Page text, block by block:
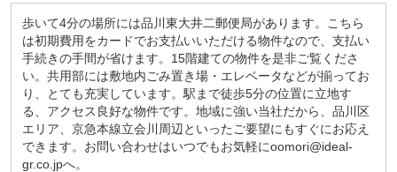
歩いて4分の場所には品川東大井二郵便局があります。こちら
は初期費用をカードでお支払いいただける物件なので、支払い
手続きの手間が省けます。15階建ての物件を是非ご覧くださ
い。共用部には敷地内ごみ置き場・エレベータなどが揃ってお
り、とても充実しています。駅まで徒歩5分の位置に立地す
る、アクセス良好な物件です。地域に強い当社だから、品川区
エリア、京急本線立会川周辺といったご要望にもすぐにお応え
できます。お問い合わせはいつでもお気軽にoomori@ideal-
gr.co.jpへ。